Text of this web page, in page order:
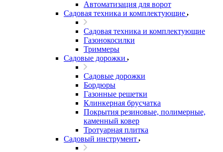
Автоматизация для ворот
Садовая техника и комплектующие
Садовая техника и комплектующие
Газонокосилки
Триммеры
Садовые дорожки
Садовые дорожки
Бордюры
Газонные решетки
Клинкерная брусчатка
Покрытия резиновые, полимерные,
каменный ковер
Тротуарная плитка
Садовый инструмент